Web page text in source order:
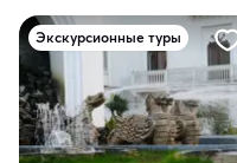
Экскурсионные туры